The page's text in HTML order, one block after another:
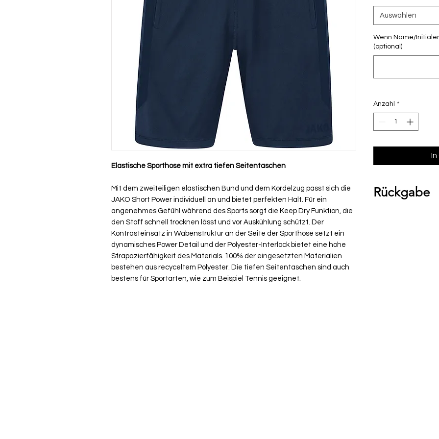
Elastische Sporthose mit extra tiefen Seitentaschen
Mit dem zweiteiligen elastischen Bund und dem Kordelzug passt sich die
JAKO Short Power individuell an und bietet perfekten Halt. Für ein
angenehmes Gefühl während des Sports sorgt die Keep Dry Funktion, die
den Stoff schnell trocknen lässt und vor Auskühlung schützt. Der
Kontrasteinsatz in Wabenstruktur an der Seite der Sporthose setzt ein
dynamisches Power Detail und der Polyester-Interlock bietet eine hohe
Strapazierfähigkeit des Materials. 100% der eingesetzten Materialien
bestehen aus recyceltem Polyester. Die tiefen Seitentaschen sind auch
bestens für Sportarten, wie zum Beispiel Tennis geeignet.
Auswählen
Wenn Name/
(optional)
Anzahl *
Rückgabe